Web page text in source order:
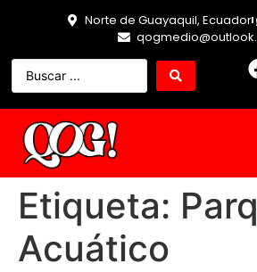
Norte de Guayaquil, Ecuador
Etiqueta:
Acuático